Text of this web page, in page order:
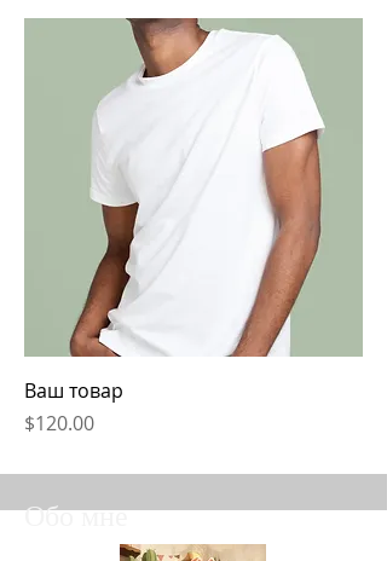
Ваш товар
Цена
$120.00
Обо мне